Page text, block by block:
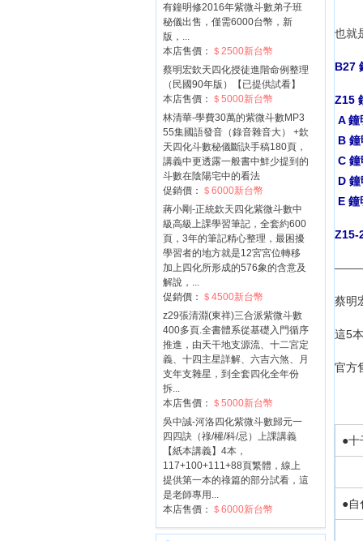
有鐘明修2016年紫微斗數弟子班
秘儀出售，僅需6000台幣，新
版，...
本店售價： ＄2500新台幣
蔡明宏欽天四化授徒進階命例整理
（民國90年版）【已提供試看】
本店售價： ＄5000新台幣
林清華-學費30萬的紫微斗數MP3
55集國語發音（錄音雜音大） +欽
天四化斗數秘儀斷訣手稿180頁，
講義中更透露一般書中鮮少提到的
斗數在陰陽宅中的看法
促銷價： ＄6000新台幣
蔣小剛-正統欽天四化紫微斗數中
級高級上課學習筆記，全套約600
頁，3年的筆記精心整理，最困擾
學習者的地方就是12宮宮位轉移
加上四化所形成的576象的含意及
解說，...
促銷價： ＄4500新台幣
z29張清淵(東祥)三合派紫微斗數
400多頁.全書體系從基礎入門循序
推進，由天干地支源流、十二宮定
義、十四主星詳解、六吉六煞、月
支年支雜星，到全套四化全年份
拆...
本店售價： ＄5000新台幣
吳中誠-河洛四化紫微斗數歸元一
四四訣（祿/權/科/忌）上課講義
【紙本講義】4本，
117+100+111+88頁繁體，線上
提供第一本的祿篇的部分試看，這
是老師專用...
本店售價： ＄6000新台幣
也就
B27
Z15
A 鐘
B
C
D
E
Z15-
蔡明
這5
官方
●十
●自